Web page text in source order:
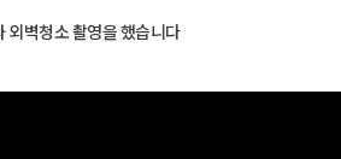
외벽청소 촬영을 했습니다